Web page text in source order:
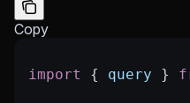
Copy
import { query }